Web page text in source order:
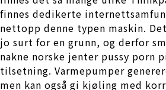
finnes dedikerte
nettopp denne typen maskin.
jo surt for en grunn, og derfor
nakne norske jenter pussy porn
tilsetning. Varmepumper
men kan også gi kjøling med